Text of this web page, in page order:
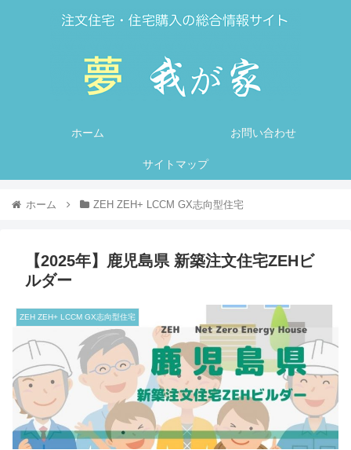
ホーム お問い合わせ
サイトマップ
ホーム ZEH ZEH+ LCCM GX志向型住宅
【2025年】鹿児島県 新築注文住宅ZEHビ
ルダー
ZEH ZEH+ LCCM GX志向型住宅